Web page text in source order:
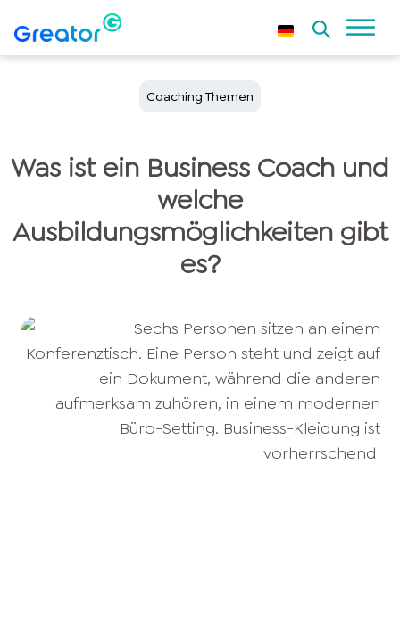
Coaching Themen
Was ist ein Business Coach und
welche
Ausbildungsmöglichkeiten gibt
es?